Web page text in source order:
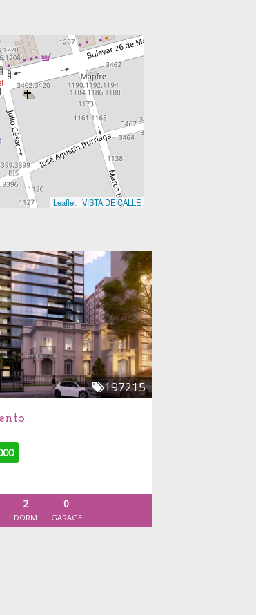
Leaflet | VISTA DE CALLE
197215
2
DORM
0
GARAGE